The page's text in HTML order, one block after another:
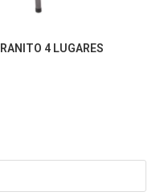
4 LUGARES